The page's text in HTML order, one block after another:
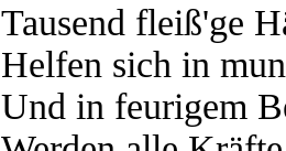
Tausend fleiß'ge
Helfen sich in
Und in feurigem